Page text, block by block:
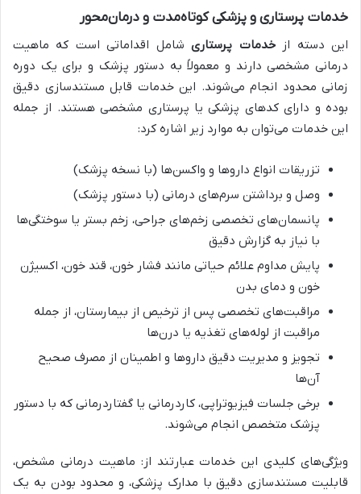
خدمات پرستاری و پزشکی کوتاه‌مدت و درمان‌محور
این دسته ازخدمات پرستاریشامل اقداماتی است که ماهیت
درمانی مشخصی دارند و معمولاً به دستور پزشک و برای یک دوره
زمانی محدود انجام می‌شوند. این خدمات قابل مستندسازی دقیق
بوده و دارای کدهای پزشکی یا پرستاری مشخصی هستند. از جمله
این خدمات می‌توان به موارد زیر اشاره کرد:
تزریقات انواع داروها و واکسن‌ها (با نسخه پزشک)
وصل و برداشتن سرم‌های درمانی (با دستور پزشک)
پانسمان‌های تخصصی زخم‌های جراحی، زخم بستر یا سوختگی‌ها
با نیاز به گزارش دقیق
پایش مداوم علائم حیاتی مانند فشار خون، قند خون، اکسیژن
خون و دمای بدن
مراقبت‌های تخصصی پس از ترخیص از بیمارستان، از جمله
مراقبت از لوله‌های تغذیه یا درن‌ها
تجویز و مدیریت دقیق داروها و اطمینان از مصرف صحیح
آن‌ها
برخی جلسات فیزیوتراپی، کاردرمانی یا گفتاردرمانی که با دستور
پزشک متخصص انجام می‌شوند.
ویژگی‌های کلیدی این خدمات عبارتند از: ماهیت درمانی مشخص،
قابلیت مستندسازی دقیق با مدارک پزشکی، و محدود بودن به یک